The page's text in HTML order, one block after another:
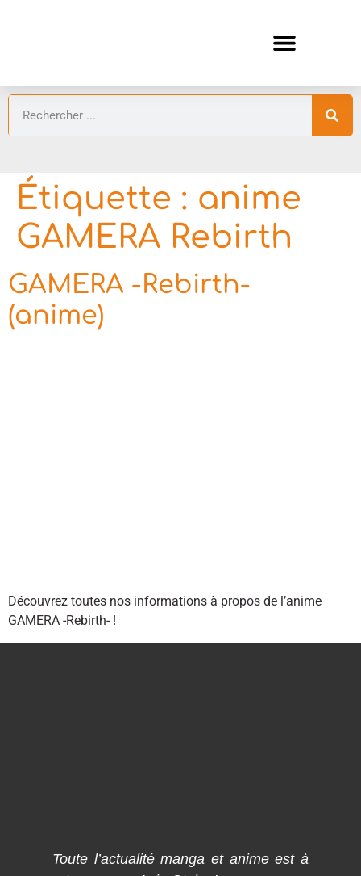
Étiquette : anime
GAMERA Rebirth
GAMERA -Rebirth-
(anime)
Découvrez toutes nos informations à propos de l’anime
GAMERA -Rebirth- !
Toute l’actualité manga et anime est à